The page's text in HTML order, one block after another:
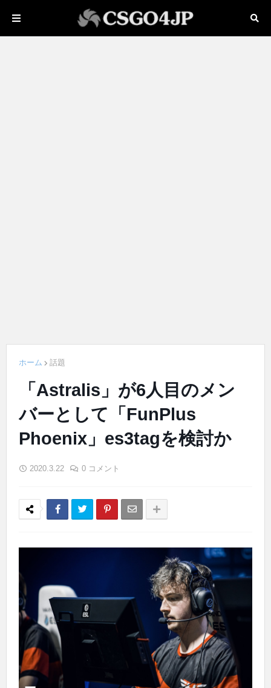
ホーム 話題
「Astralis」が6人目のメン
バーとして「FunPlus
Phoenix」es3tagを検討か
2020.3.22 0 コメント